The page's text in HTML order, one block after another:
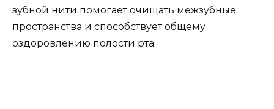
зубной нити помогает очищать межзубные
пространства и способствует общему
оздоровлению полости рта.